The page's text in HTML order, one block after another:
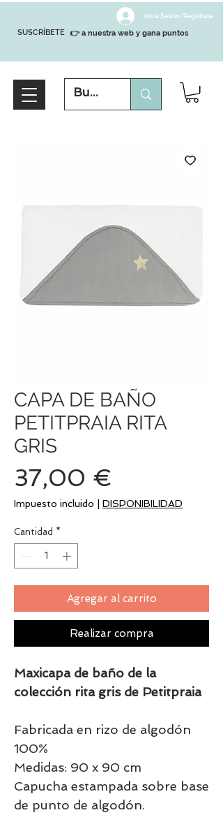
SUSCRÍBETE
Inicia Sesión/Regístrate
👉 a nuestra web y gana puntos
CAPA DE BAÑO
PETITPRAIA RITA
GRIS
37,00 €
Impuesto incluido DISPONIBILIDAD
Cantidad *
Agregar al carrito
Realizar compra
Maxicapa de baño de la
colección rita gris de Petitpraia
Fabricada en rizo de algodón
100%
Medidas: 90 x 90 cm
Capucha estampada sobre base
de punto de algodón.